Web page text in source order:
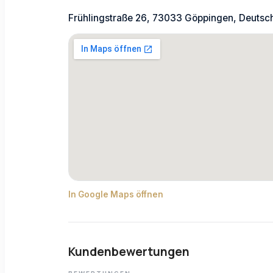
Frühlingstraße 26, 73033 Göppingen,
In Google Maps öffnen
Kundenbewertungen